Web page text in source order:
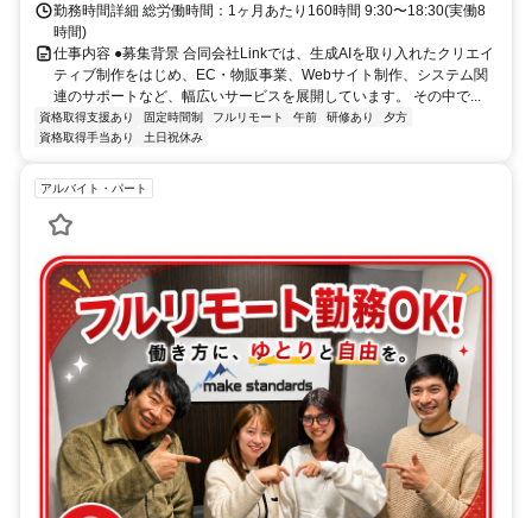
勤務時間詳細 総労働時間：1ヶ月あたり160時間 9:30〜18:30(実働8
時間)
仕事内容 ●募集背景 合同会社Linkでは、生成AIを取り入れたクリエイ
ティブ制作をはじめ、EC・物販事業、Webサイト制作、システム関
連のサポートなど、幅広いサービスを展開しています。 その中で...
資格取得支援あり 固定時間制 フルリモート 午前 研修あり
夕方
資格取得手当あり
土日祝休み
アルバイト・パート